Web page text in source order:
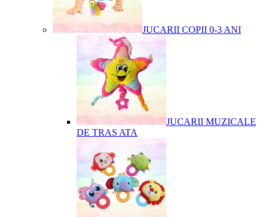
JUCARII COPII 0-3 ANI
JUCARII MUZICALE
DE TRAS ATA